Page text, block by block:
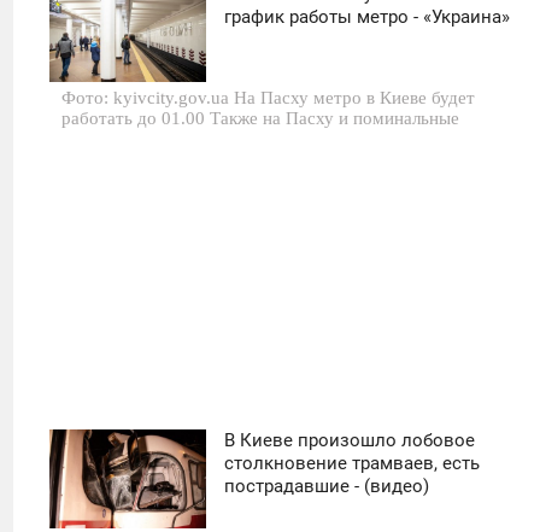
график работы метро - «Украина»
Фото: kyivcity.gov.ua На Пасху метро в Киеве будет
работать до 01.00 Также на Пасху и поминальные
В Киеве произошло лобовое
столкновение трамваев, есть
пострадавшие - (видео)